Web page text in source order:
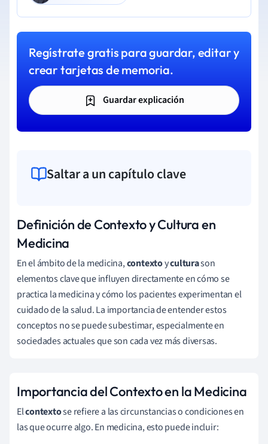
Regístrate gratis para guardar, editar y
crear tarjetas de memoria.
Guardar explicación
Saltar a un capítulo clave
Definición de Contexto y Cultura en
Medicina
En el ámbito de la medicina,contextoyculturason
elementos clave que influyen directamente en cómo se
practica la medicina y cómo los pacientes experimentan el
cuidado de la salud. La importancia de entender estos
conceptos no se puede subestimar, especialmente en
sociedades actuales que son cada vez más diversas.
Importancia del Contexto en la Medicina
Elcontextose refiere a las circunstancias o condiciones en
las que ocurre algo. En medicina, esto puede incluir: